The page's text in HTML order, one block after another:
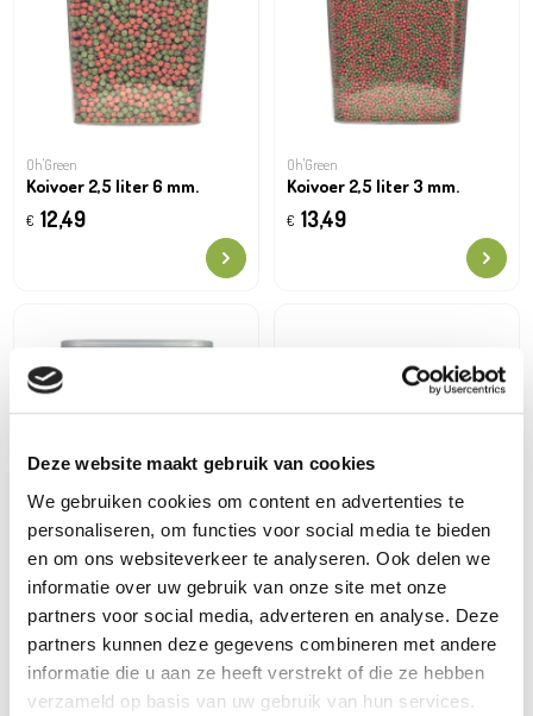
Deze website maakt gebruik van cookies
We gebruiken cookies om content en advertenties te
personaliseren, om functies voor social media te bieden
en om ons websiteverkeer te analyseren. Ook delen we
informatie over uw gebruik van onze site met onze
partners voor social media, adverteren en analyse. Deze
partners kunnen deze gegevens combineren met andere
informatie die u aan ze heeft verstrekt of die ze hebben
verzameld op basis van uw gebruik van hun services.
Oh'Green
Koivoer 2,5 liter 6 mm.
€ 12,49
Oh'Green
Koivoer 2,5 liter 3 mm.
€ 13,49
Oh'Green
Vijverkorrels 2,5 liter 6 mm.
€12,49
Vijverkorrels 2,5 liter 3 mm.
11,49